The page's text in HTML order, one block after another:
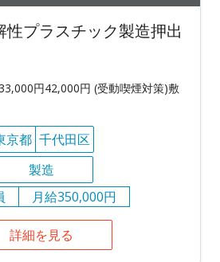
プラスチック製造押出
円42,000円 (受動喫煙対策)敷
京都 千代田区
製造
月給350,000円
詳細を見る